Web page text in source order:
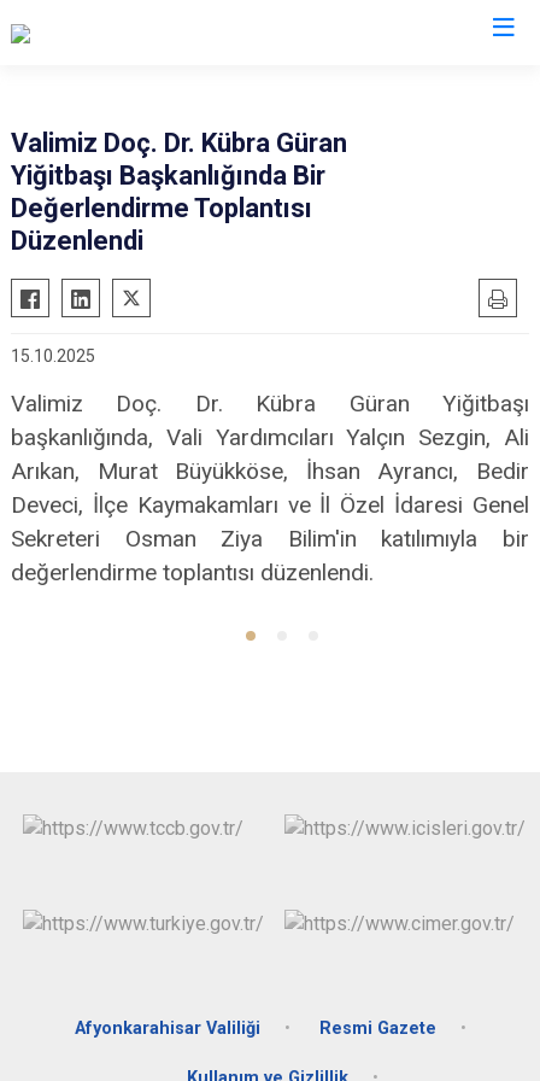
Valimiz Doç. Dr. Kübra Güran
Yiğitbaşı Başkanlığında Bir
Değerlendirme Toplantısı
Düzenlendi
15.10.2025
Valimiz Doç. Dr. Kübra Güran Yiğitbaşı
başkanlığında, Vali Yardımcıları Yalçın Sezgin, Ali
Arıkan, Murat Büyükköse, İhsan Ayrancı, Bedir
Deveci, İlçe Kaymakamları ve İl Özel İdaresi Genel
Sekreteri Osman Ziya Bilim'in katılımıyla bir
değerlendirme toplantısı düzenlendi.
Afyonkarahisar Valiliği Resmi Gazete